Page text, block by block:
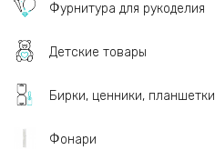
Фурнитура для рукоделия
Детские товары
Бирки, ценники, планшетки
Фонари